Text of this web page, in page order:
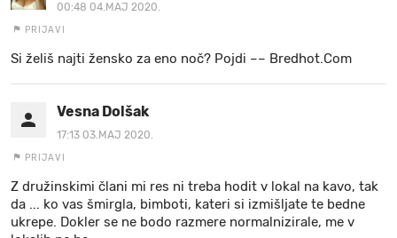
00:48 04.MAJ 2020.
PRIJAVI
Si želiš najti žensko za eno noč? Pojdi –– B­r­ed­h­ot­.­C­om
Vesna Dolšak
17:13 03.MAJ 2020.
PRIJAVI
Z družinskimi člani mi res ni treba hodit v lokal na kavo, tak
da ... ko vas šmirgla, bimboti, kateri si izmišljate te bedne
ukrepe. Dokler se ne bodo razmere normalnizirale, me v